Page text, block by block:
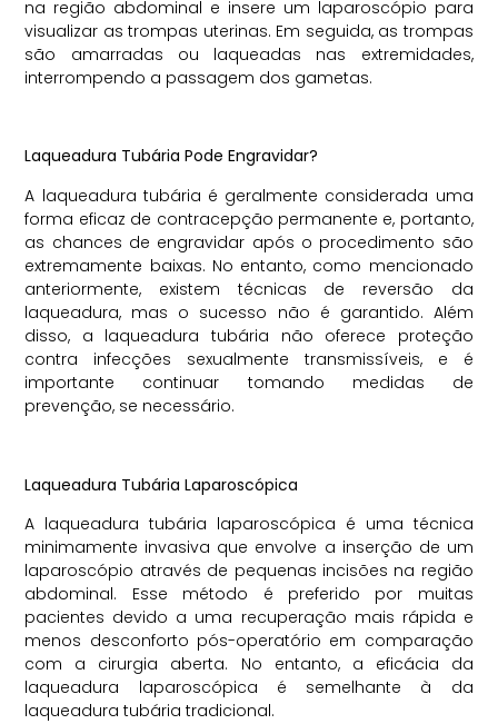
na região abdominal e insere um laparoscópio para
visualizar as trompas uterinas. Em seguida, as trompas
são amarradas ou laqueadas nas extremidades,
interrompendo a passagem dos gametas.
Laqueadura Tubária Pode Engravidar?
A laqueadura tubária é geralmente considerada uma
forma eficaz de contracepção permanente e, portanto,
as chances de engravidar após o procedimento são
extremamente baixas. No entanto, como mencionado
anteriormente, existem técnicas de reversão da
laqueadura, mas o sucesso não é garantido. Além
disso, a laqueadura tubária não oferece proteção
contra infecções sexualmente transmissíveis, e é
importante continuar tomando medidas de
prevenção, se necessário.
Laqueadura Tubária Laparoscópica
A laqueadura tubária laparoscópica é uma técnica
minimamente invasiva que envolve a inserção de um
laparoscópio através de pequenas incisões na região
abdominal. Esse método é preferido por muitas
pacientes devido a uma recuperação mais rápida e
menos desconforto pós-operatório em comparação
com a cirurgia aberta. No entanto, a eficácia da
laqueadura laparoscópica é semelhante à da
laqueadura tubária tradicional.